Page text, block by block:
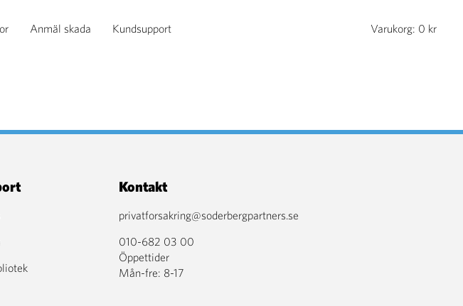
Anmäl skada Kundsupport Varukorg: 0 kr
Kontakt
privatforsakring@soderbergpartners.se
010-682 03 00
Öppettider
Mån-fre: 8-17